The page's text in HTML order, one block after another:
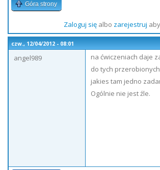
Góra strony
Zaloguj sięalbo zarejestruj
czw., 12/04/2012 - 08:01
angel989
na ćwiczeniach daje
do tych
jakies tam jedno
Ogólnie nie jest źle.